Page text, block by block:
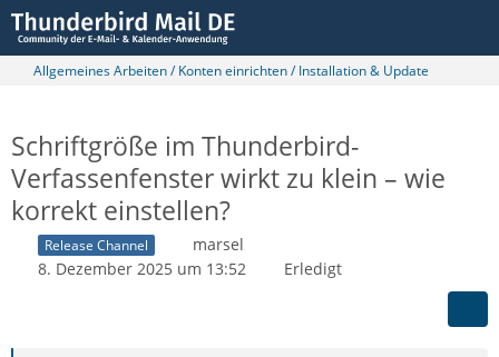
Allgemeines Arbeiten / Konten einrichten / Installation & Update
Schriftgröße im Thunderbird-
Verfassenfenster wirkt zu klein – wie
korrekt einstellen?
Release Channel
marsel
8. Dezember 2025 um 13:52
Erledigt